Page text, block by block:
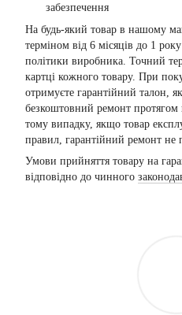
забезпечення
На будь-який товар в нашому
терміном від 6 місяців до 1
політики виробника. Точний
картці кожного товару. При
отримуєте гарантійний талон,
безкоштовний ремонт протягом
тому випадку, якщо товар
правил, гарантійний ремонт не
Умови прийняття товару на
відповідно до чинного